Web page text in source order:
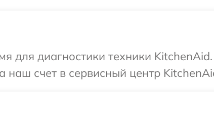
для диагностики техники KitchenAid.
счет в сервисный центр